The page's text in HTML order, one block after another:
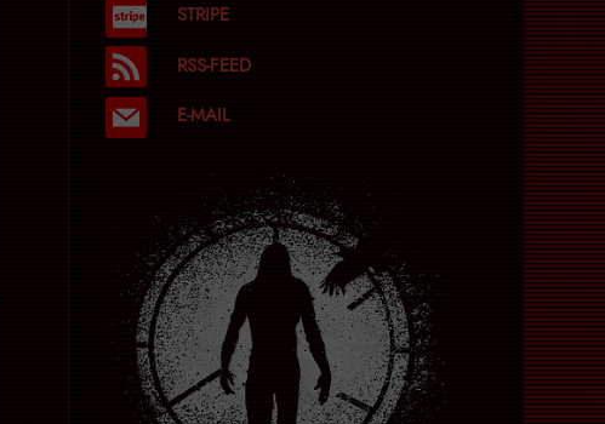
STRIPE
RSS-FEED
E-MAIL